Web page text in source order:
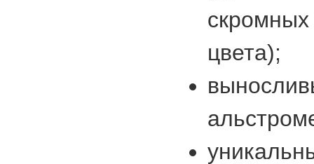
цвета);